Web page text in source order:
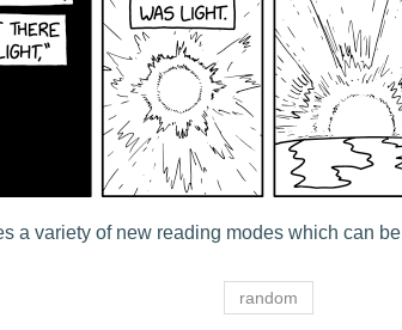
a variety of new reading modes which can
random